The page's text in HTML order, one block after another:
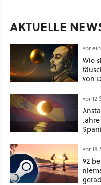
AKTUELLE
vor
Wie
von
vor 12
vor 18
92